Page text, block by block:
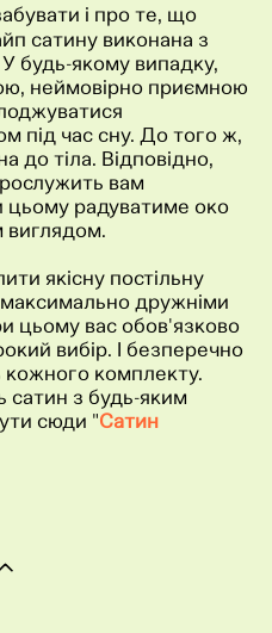
і про те, що
сатину виконана з
будь-якому випадку,
неймовірно приємною
під час сну. До того ж,
до тіла. Відповідно,
вам
цьому радуватиме око
виглядом.
якісну постільну
максимально дружніми
цьому вас обов'язково
вибір. І безперечно
кожного комплекту.
сатин з будь-яким
сюди "Сатин